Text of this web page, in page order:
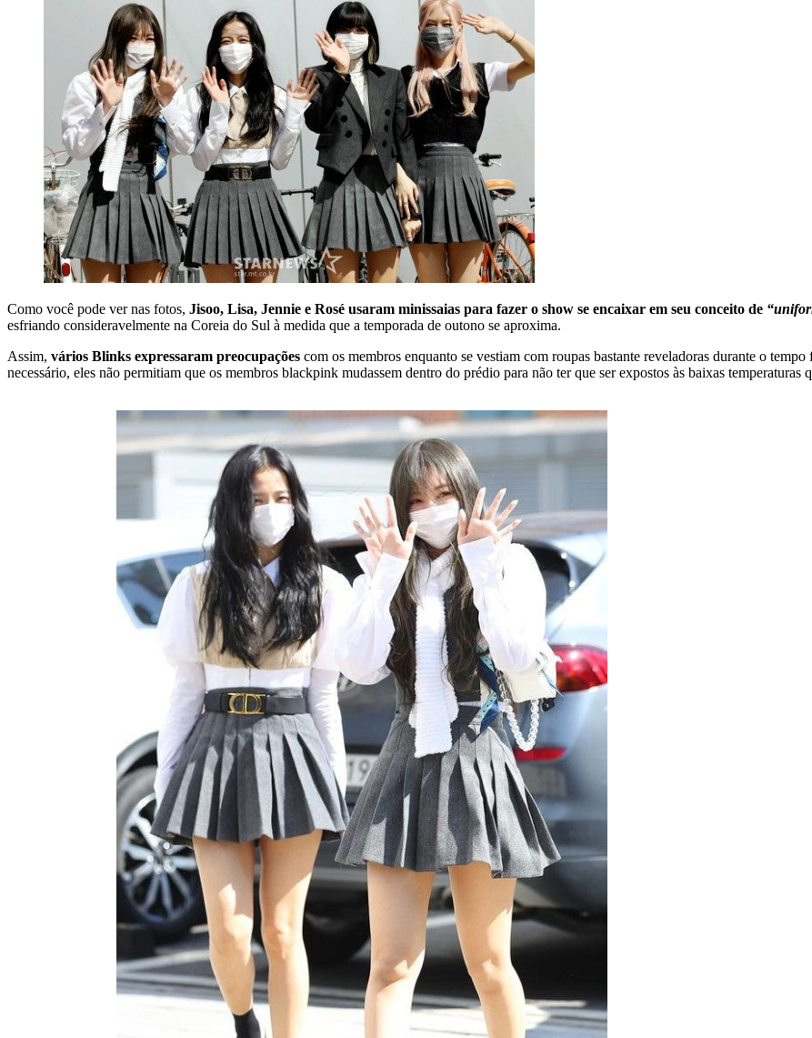
Como você pode ver nas fotos, Jisoo, Lisa, Jennie e Rosé usaram minissaias para fazer o show se encaixar em seu conceito de
esfriando consideravelmente na Coreia do Sul à medida que a temporada de outono se aproxima.
Assim, vários Blinks expressaram preocupações com os membros enquanto se vestiam com roupas bastante reveladoras durante o
necessário, eles não permitiam que os membros blackpink mudassem dentro do prédio para não ter que ser expostos às baixas temperaturas